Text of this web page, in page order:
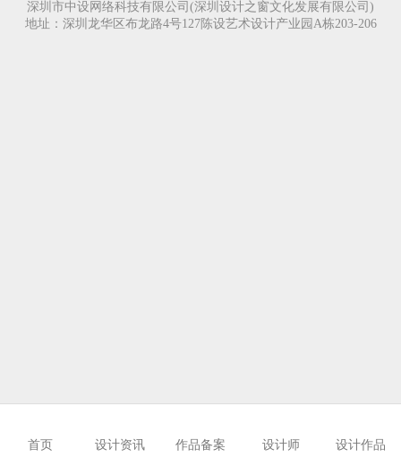
深圳市中设网络科技有限公司(深圳设计之窗文化发展有限公司)
地址：深圳龙华区布龙路4号127陈设艺术设计产业园A栋203-206
首页 设计资讯 作品备案 设计师 设计作品